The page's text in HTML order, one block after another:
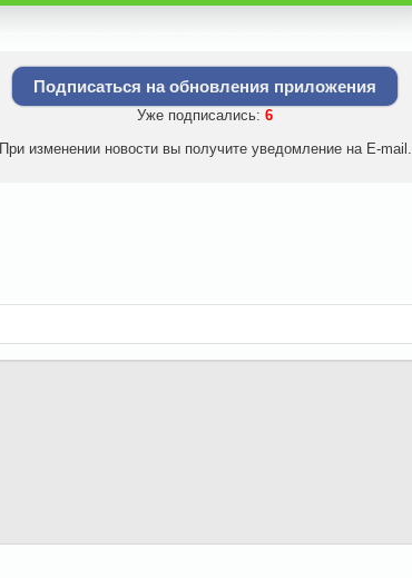
Подписаться на обновления приложения
Уже подписались: 6
При изменении новости вы получите уведомление на E-mail.